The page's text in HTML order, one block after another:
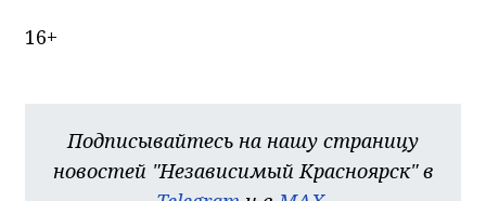
16+
Подписывайтесь на нашу страницу
новостей "Независимый Красноярск" в